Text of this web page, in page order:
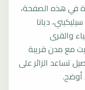
في هذه الصفحة،
ديانا
والقرى
مع مدن قريبة
تساعد الزائر على